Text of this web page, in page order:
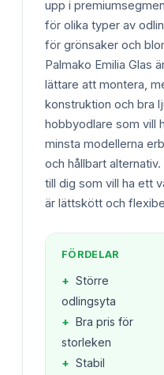
upp i
för olika typer av
för grönsaker och
Palmako Emilia Glas
lättare att montera,
konstruktion och bra
hobbyodlare som vill
minsta modellerna
och hållbart
till dig som vill ha ett
är lättskött och
FÖRDELAR
+ Större
odlingsyta
+ Bra pris för
storleken
+ Stabil